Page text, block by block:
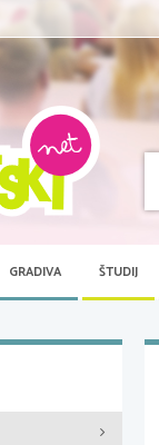
GRADIVA ŠTUDIJ